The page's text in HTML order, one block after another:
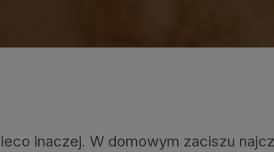
inaczej. W domowym zaciszu